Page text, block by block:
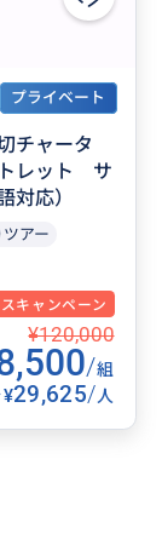
プライベート
チャータ
トレット サ
対応）
アー
キャンペーン
¥120,000
/組
¥29,625/人